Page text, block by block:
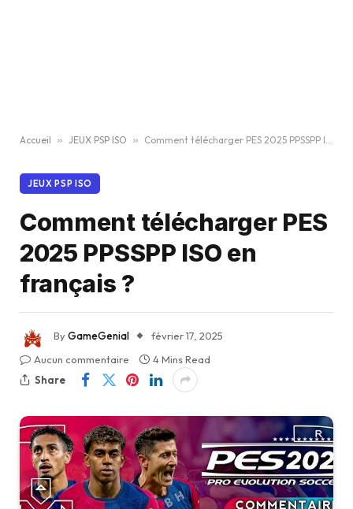
Accueil » JEUX PSP ISO » Comment télécharger PES 2025 PPSSPP ISO en français ?
JEUX PSP ISO
Comment télécharger PES
2025 PPSSPP ISO en
français ?
ByGameGenial
février 17, 2025
Aucun commentaire
4 Mins Read
Share